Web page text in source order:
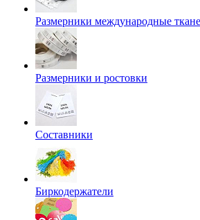
Размерники международные
Размерники и ростовки
Составники
Биркодержатели